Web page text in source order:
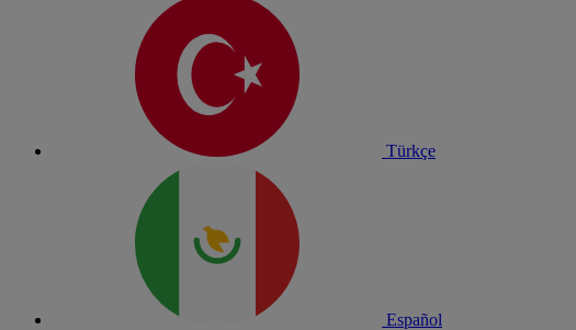
Türkçe
Español